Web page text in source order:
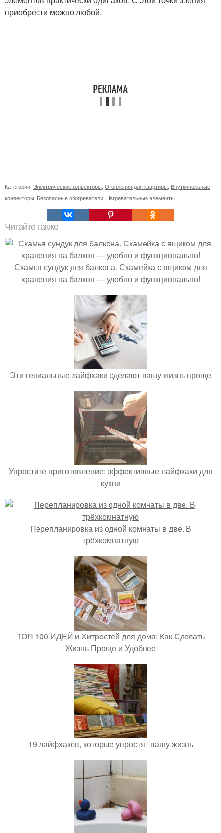
приобрести можно любой.
Категории: Электрические конвекторы Отопления для квартиры Внутрипольные
конвекторы Безопасные обогреватели Нагревательные элементы
Читайте также
Скамья сундук для балкона. Скамейка с ящиком для
хранения на балкон — удобно и функционально!
Эти гениальные лайфхаки сделают вашу жизнь проще
Упростите приготовление: эффективные лайфхаки для
кухни
Перепланировка из одной комнаты в две. В
трёхкомнатную
ТОП 100 ИДЕЙ и Хитростей для дома: Как Сделать
Жизнь Проще и Удобнее
19 лайфхаков, которые упростят вашу жизнь